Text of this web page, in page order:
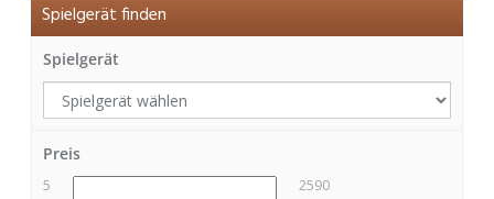
Spielgerät finden
Spielgerät
Preis
5 2590